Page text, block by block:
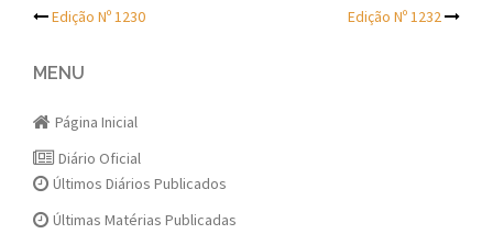
Post
navigation
Edição Nº 1230 Edição Nº 1232
MENU
Página Inicial
Diário Oficial
Últimos Diários Publicados
Últimas Matérias Publicadas